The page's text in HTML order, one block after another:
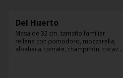
Del Huerto
Masa de 32 cm. tamaño familiar
rellena con pomodoro, mozzarella,
albahaca, tomate, champiñón, corazón